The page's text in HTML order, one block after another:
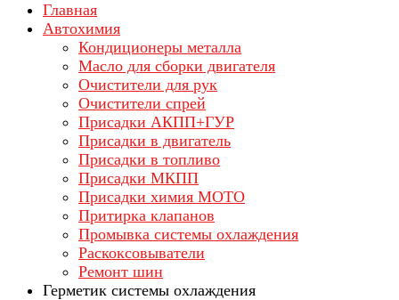
Главная
Автохимия
Кондиционеры металла
Масло для сборки двигателя
Очистители для рук
Очистители спрей
Присадки АКПП+ГУР
Присадки в двигатель
Присадки в топливо
Присадки МКПП
Присадки химия МОТО
Притирка клапанов
Промывка системы охлаждения
Раскоксовыватели
Ремонт шин
Герметик системы охлаждения